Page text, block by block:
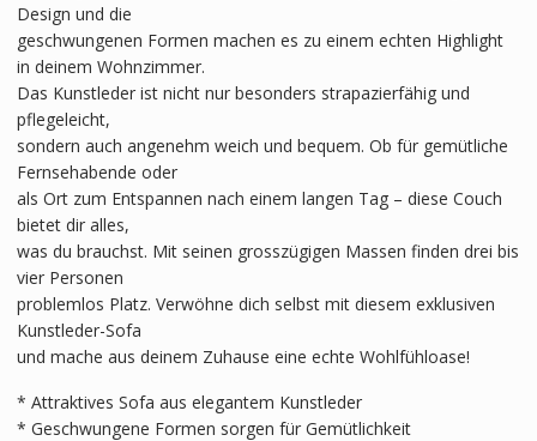
Design und die
geschwungenen Formen machen es zu einem echten Highlight
in deinem Wohnzimmer.
Das Kunstleder ist nicht nur besonders strapazierfähig und
pflegeleicht,
sondern auch angenehm weich und bequem. Ob für gemütliche
Fernsehabende oder
als Ort zum Entspannen nach einem langen Tag – diese Couch
bietet dir alles,
was du brauchst. Mit seinen grosszügigen Massen finden drei bis
vier Personen
problemlos Platz. Verwöhne dich selbst mit diesem exklusiven
Kunstleder-Sofa
und mache aus deinem Zuhause eine echte Wohlfühloase!
* Attraktives Sofa aus elegantem Kunstleder
* Geschwungene Formen sorgen für Gemütlichkeit